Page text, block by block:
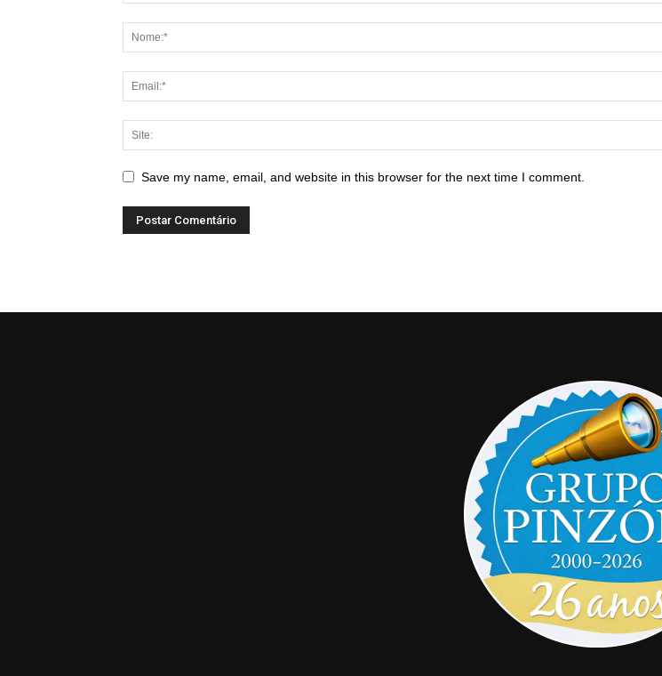
Save my name, email, and website in this browser for the next time I comment.